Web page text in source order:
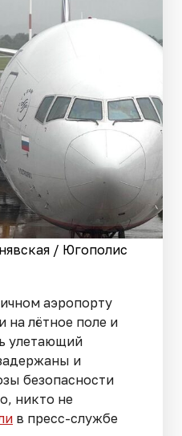
/ Югополис
аэропорту
лётное поле и
улетающий
и
безопасности
никто не
в пресс-службе